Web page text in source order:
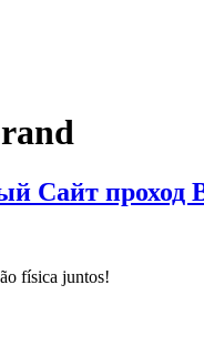
Сайт проход
física juntos!